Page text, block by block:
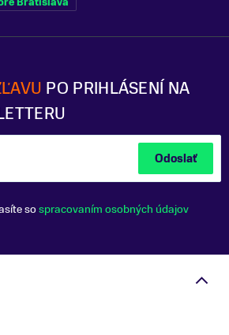
PO PRIHLÁSENÍ NA
Odoslať
sospracovaním osobných údajov